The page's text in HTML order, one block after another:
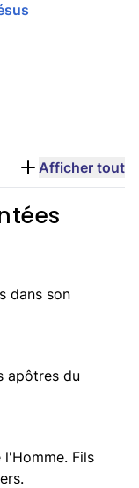
Afficher tout
dans son
apôtres du
l'Homme. Fils